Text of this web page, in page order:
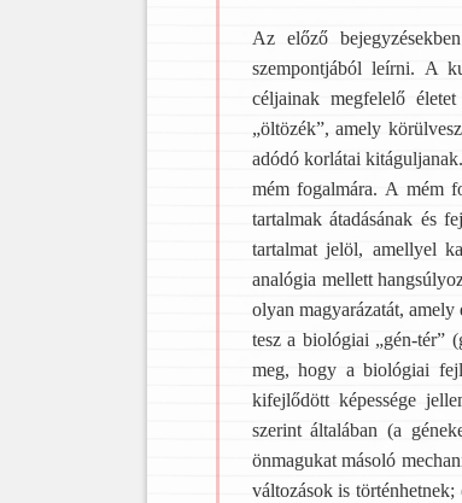
Az előző
szempontjából leírni. A
céljainak megfelelő
„öltözék”, amely
adódó korlátai
mém fogalmára. A mém
tartalmak átadásának és
tartalmat jelöl, amellyel
analógia mellett
olyan magyarázatát,
tesz a biológiai „gén-tér”
meg, hogy a biológiai
kifejlődött képessége
szerint általában (a
önmagukat másoló
változások is